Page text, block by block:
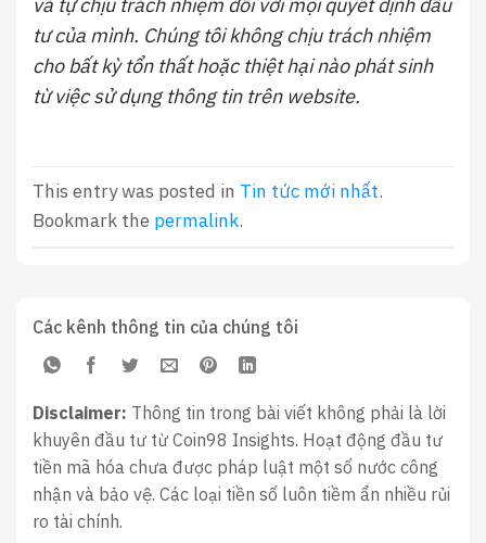
tư của mình. Chúng tôi không chịu trách nhiệm
cho bất kỳ tổn thất hoặc thiệt hại nào phát sinh
từ việc sử dụng thông tin trên website.
This entry was posted in Tin tức mới nhất.
Bookmark the permalink.
Các kênh thông tin của chúng tôi
Disclaimer: Thông tin trong bài viết không phải là lời
khuyên đầu tư từ Coin98 Insights. Hoạt động đầu tư
tiền mã hóa chưa được pháp luật một số nước công
nhận và bảo vệ. Các loại tiền số luôn tiềm ẩn nhiều rủi
ro tài chính.